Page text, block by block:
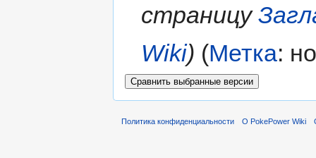
страницу
Wiki
Метка:
Политика конфиденциальности О PokePower Wiki